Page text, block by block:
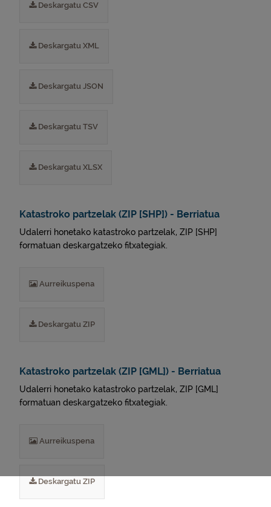
Deskargatu CSV
Deskargatu XML
Deskargatu JSON
Deskargatu TSV
Deskargatu XLSX
Katastroko partzelak (ZIP [SHP]) - Berriatua
Udalerri honetako katastroko partzelak, ZIP [SHP]
formatuan deskargatzeko fitxategiak.
Aurreikuspena
Deskargatu ZIP
Katastroko partzelak (ZIP [GML]) - Berriatua
Udalerri honetako katastroko partzelak, ZIP [GML]
formatuan deskargatzeko fitxategiak.
Aurreikuspena
Deskargatu ZIP